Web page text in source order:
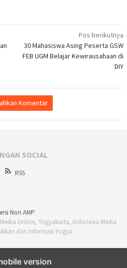
Pos berikutnya
30 Mahasiswa Asing Peserta GSW
FEB UGM Belajar Kewirausahaan di
DIY
Komentar
SOCIAL
RSS
Non AMP
Online, Yogyakarta, Indonesia Media
dan Informasi Yogya
version